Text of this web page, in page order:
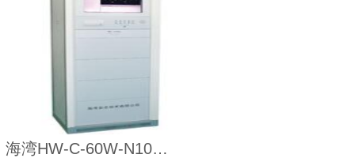
海湾HW-C-60W-N100应急照明控制器